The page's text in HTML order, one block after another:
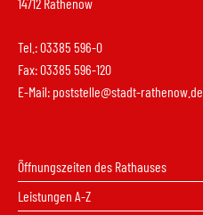
Tel.: 03385 596-0
Fax: 03385 596-120
E-Mail: poststelle@stadt-rathenow.de
Öffnungszeiten des Rathauses
Leistungen A-Z